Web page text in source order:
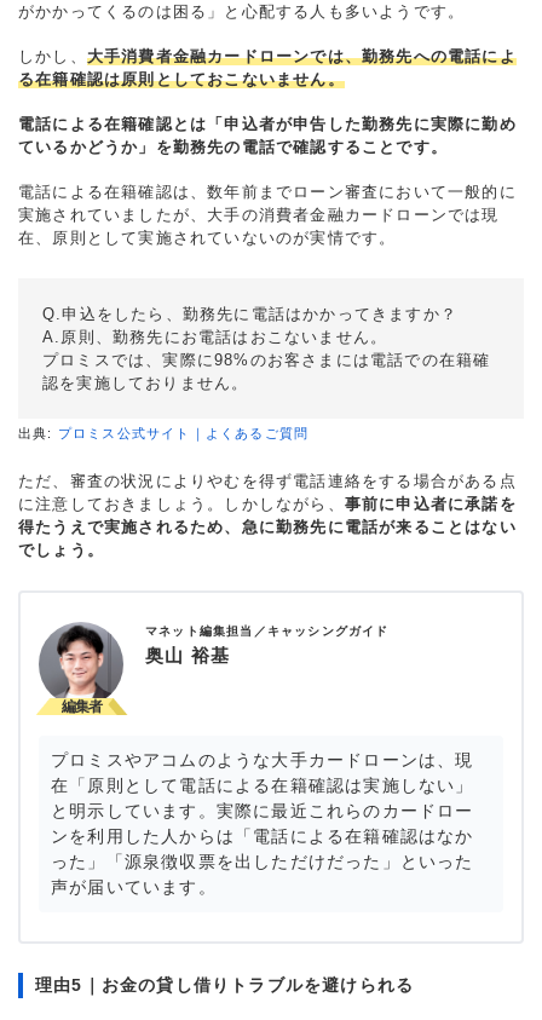
がかかってくるのは困る」と心配する人も多いようです。
しかし、 大手消費者金融カードローンでは、勤務先への電話によ
る在籍確認は原則としておこないません。
電話による在籍確認とは「申込者が申告した勤務先に実際に勤め
ているかどうか」を勤務先の電話で確認することです。
電話による在籍確認は、数年前までローン審査において一般的に
実施されていましたが、大手の消費者金融カードローンでは現
在、原則として実施されていないのが実情です。
Q.申込をしたら、勤務先に電話はかかってきますか？
A.原則、勤務先にお電話はおこないません。
プロミスでは、実際に98%のお客さまには電話での在籍確
認を実施しておりません。
出典: プロミス公式サイト｜よくあるご質問
ただ、審査の状況によりやむを得ず電話連絡をする場合がある点
に注意しておきましょう。しかしながら、 事前に申込者に承諾を
得たうえで実施されるため、急に勤務先に電話が来ることはない
でしょう。
マネット編集担当／キャッシングガイド
奥山 裕基
プロミスやアコムのような大手カードローンは、現
在「原則として電話による在籍確認は実施しない」
と明示しています。実際に最近これらのカードロー
ンを利用した人からは「電話による在籍確認はなか
った」「源泉徴収票を出しただけだった」といった
声が届いています。
理由5｜お金の貸し借りトラブルを避けられる